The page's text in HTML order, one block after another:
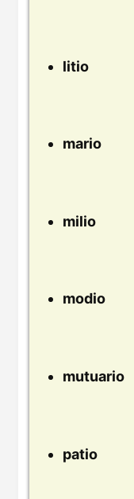
litio
mario
milio
modio
mutuario
patio